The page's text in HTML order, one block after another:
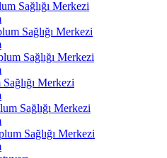
Sağlığı Merkezi
Sağlığı Merkezi
Sağlığı Merkezi
Merkezi
Sağlığı Merkezi
Sağlığı Merkezi